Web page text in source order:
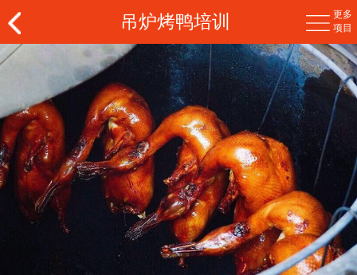
吊炉烤鸭培训
更多
项目